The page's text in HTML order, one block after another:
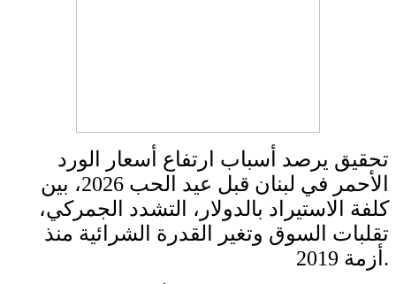
تحقيق يرصد أسباب ارتفاع أسعار الورد
الأحمر في لبنان قبل عيد الحب 2026، بين
كلفة الاستيراد بالدولار، التشدد الجمركي،
تقلبات السوق وتغير القدرة الشرائية منذ
أزمة 2019.